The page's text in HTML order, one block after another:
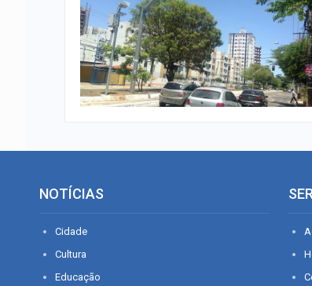
NOTÍCIAS
Cidade
Cultura
Educação